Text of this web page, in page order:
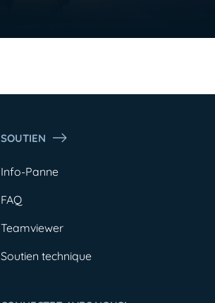
SOUTIEN
Info-Panne
FAQ
Teamviewer
Soutien technique